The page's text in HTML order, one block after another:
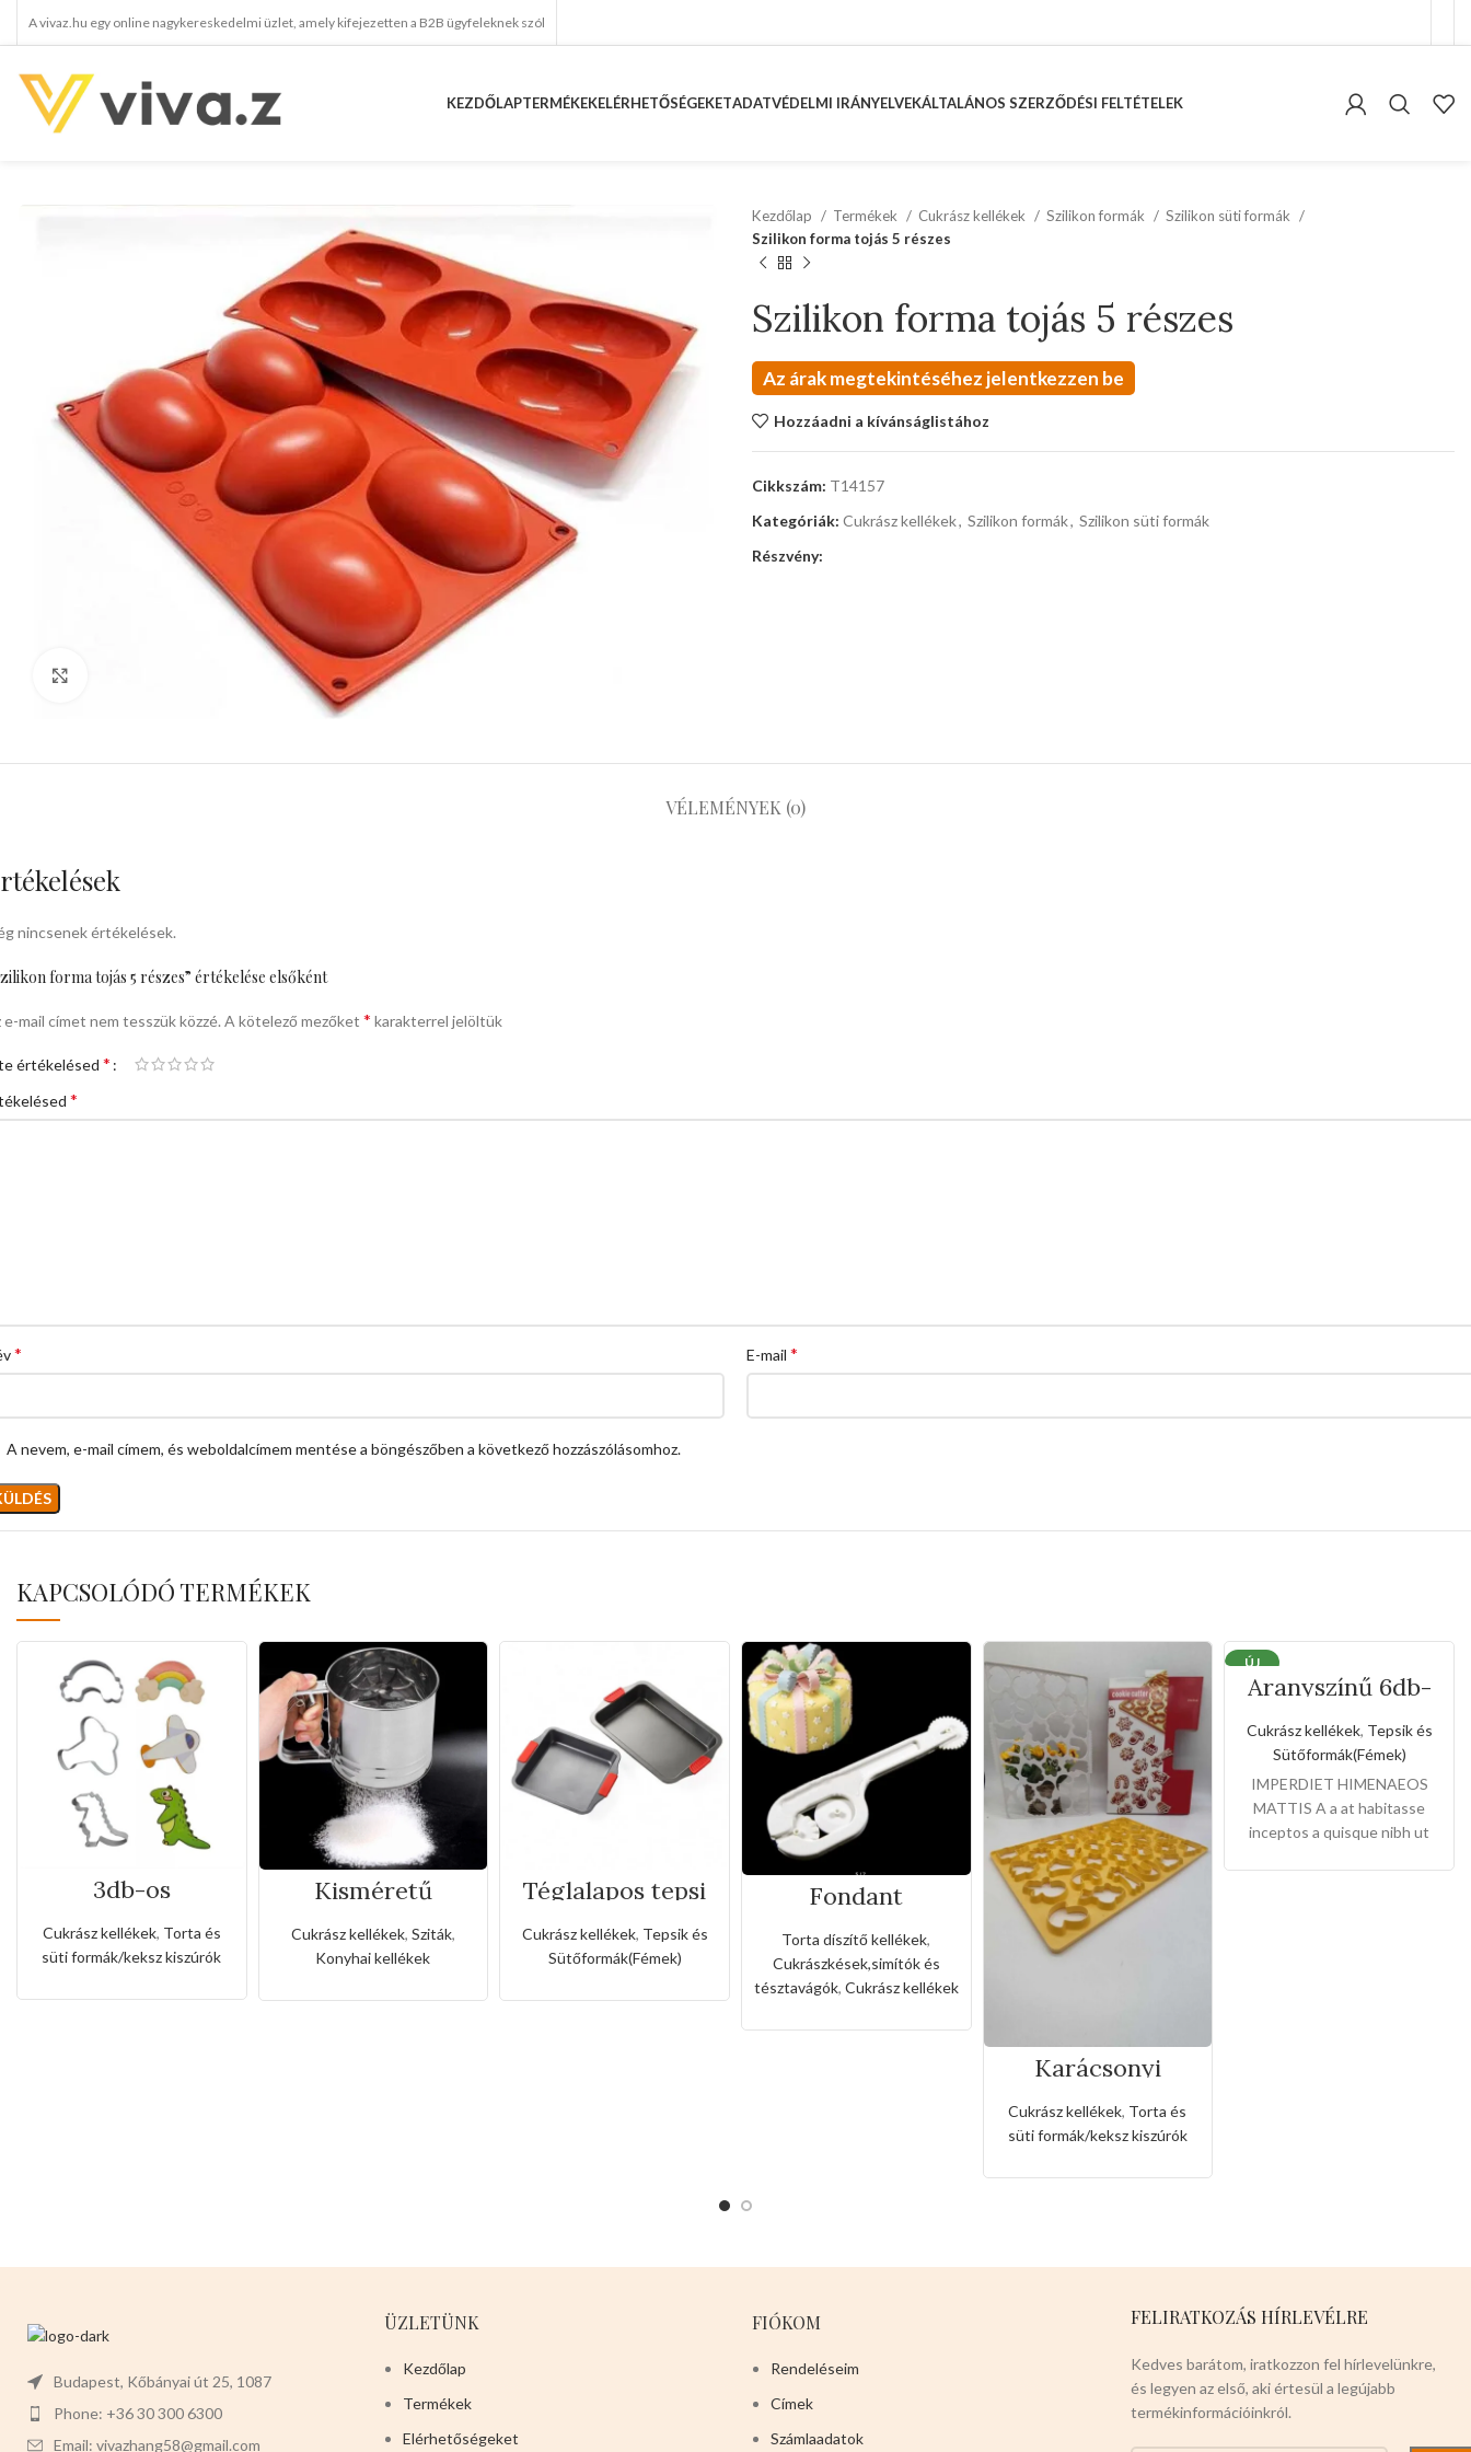
A vivaz.hu egy online nagykereskedelmi üzlet, amely kifejezetten a B2B ügyfeleknek szól
KEZDŐLAPTERMÉKEKELÉRHETŐSÉGEKETADATVÉDELMI IRÁNYELVEKÁLTALÁNOS SZERZŐDÉSI FELTÉTELEK
Kezdőlap Termékek Cukrász kellékek Szilikon formák
Szilikon süti formák
Szilikon forma tojás 5 részes
Szilikon forma tojás 5 részes
Az árak megtekintéséhez jelentkezzen be
Hozzáadni a kívánságlistához
Cikkszám: T14157
Kategóriák: Cukrász kellékek, Szilikon formák, Szilikon süti formák
Részvény:
VÉLEMÉNYEK (0)
nincsenek értékelések.
forma tojás 5 részes” értékelése elsőként
e-mail címet nem tesszük közzé. A kötelező mezőket * karakterrel jelöltük
értékelésed *
*
* E-mail *
A nevem, e-mail címem, és weboldalcímem mentése a böngészőben a következő hozzászólásomhoz.
KAPCSOLÓDÓ TERMÉKEK
3db-os
kiszúró készlet
dinó,repülőgép és
szivárvány alakkal
Cukrász kellékek, Torta és
süti formák/keksz kiszúrók
Kisméretű
rozsdamentes
liszt,porcukor
szóró
Cukrász kellékek, Sziták,
Konyhai kellékek
Téglalapos tepsi
szilikon fogóval
Cukrász kellékek, Tepsik és
Sütőformák(Fémek)
Fondant
mintázó,vágó
eszköz(3féle
fogaskerékkel)
Torta díszítő kellékek,
Cukrászkések,simítók és
tésztavágók, Cukrász kellékek
Karácsonyi
sütemény kiszúró
forma
Cukrász kellékek, Torta és
süti formák/keksz kiszúrók
ÚJ
Aranyszínű 6db-
os nyuszi formájú
tepsi
Cukrász kellékek, Tepsik és
Sütőformák(Fémek)
IMPERDIET HIMENAEOS
MATTIS A a at habitasse
inceptos a quisque nibh ut
Budapest, Kőbányai út 25, 1087
Phone: +36 30 300 6300
Email: vivazhang58@gmail.com
ÜZLETÜNK
Kezdőlap
Termékek
Elérhetőségeket
FIÓKOM
Rendeléseim
Címek
Számlaadatok
FELIRATKOZÁS HÍRLEVÉLRE
Kedves barátom, iratkozzon fel hírlevelünkre,
és legyen az első, aki értesül a legújabb
termékinformációinkról.